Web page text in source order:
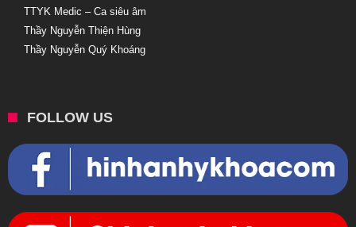
TTYK Medic – Ca siêu âm
Thầy Nguyễn Thiện Hùng
Thầy Nguyễn Quý Khoáng
FOLLOW US